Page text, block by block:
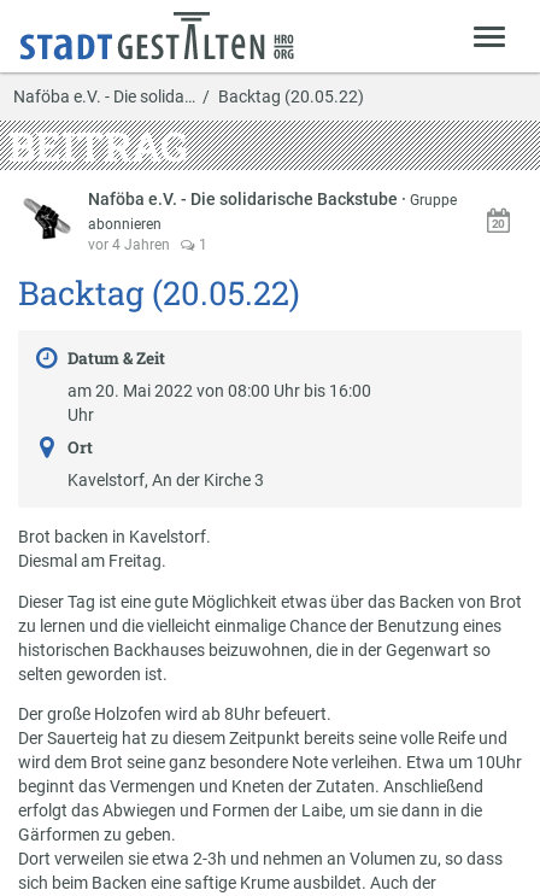
Naföba e.V. - Die solida… Backtag (20.05.22)
BEITRAG
Naföba e.V. - Die solidarische Backstube ·Gruppe
abonnieren
vor 4 Jahren
1
Backtag (20.05.22)
Datum & Zeit
am 20. Mai 2022 von 08:00 Uhr bis 16:00
Uhr
Ort
Kavelstorf, An der Kirche 3
Brot backen in Kavelstorf.
Diesmal am Freitag.
Dieser Tag ist eine gute Möglichkeit etwas über das Backen von Brot
zu lernen und die vielleicht einmalige Chance der Benutzung eines
historischen Backhauses beizuwohnen, die in der Gegenwart so
selten geworden ist.
Der große Holzofen wird ab 8Uhr befeuert.
Der Sauerteig hat zu diesem Zeitpunkt bereits seine volle Reife und
wird dem Brot seine ganz besondere Note verleihen. Etwa um 10Uhr
beginnt das Vermengen und Kneten der Zutaten. Anschließend
erfolgt das Abwiegen und Formen der Laibe, um sie dann in die
Gärformen zu geben.
Dort verweilen sie etwa 2-3h und nehmen an Volumen zu, so dass
sich beim Backen eine saftige Krume ausbildet. Auch der